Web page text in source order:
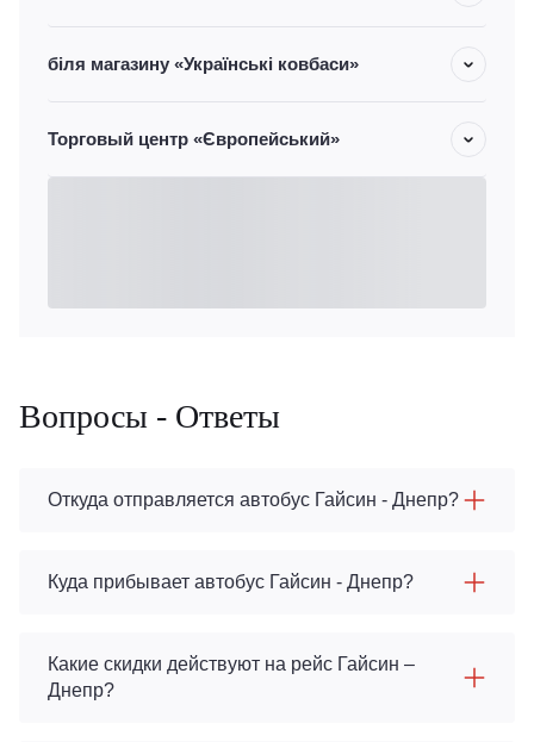
біля магазину «Українські ковбаси»
Торговый центр «Європейський»
Вопросы - Ответы
Откуда отправляется автобус Гайсин - Днепр?
Куда прибывает автобус Гайсин - Днепр?
Какие скидки действуют на рейс Гайсин –
Днепр?